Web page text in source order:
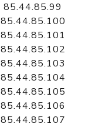
85.44.85.99
85.44.85.100
85.44.85.101
85.44.85.102
85.44.85.103
85.44.85.104
85.44.85.105
85.44.85.106
85.44.85.107